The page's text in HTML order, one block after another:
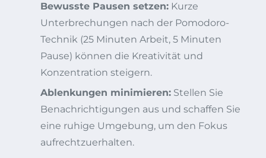
Bewusste Pausen setzen: Kurze
Unterbrechungen nach der Pomodoro-
Technik (25 Minuten Arbeit, 5 Minuten
Pause) können die Kreativität und
Konzentration steigern.
Ablenkungen minimieren: Stellen Sie
Benachrichtigungen aus und schaffen Sie
eine ruhige Umgebung, um den Fokus
aufrechtzuerhalten.